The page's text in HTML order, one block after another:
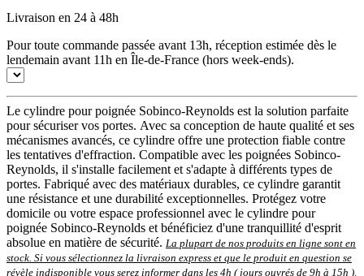
Livraison en 24 à 48h
Pour toute commande passée avant 13h, réception estimée dès le
lendemain avant 11h en Île-de-France (hors week-ends).
Le cylindre pour poignée Sobinco-Reynolds est la solution parfaite
pour sécuriser vos portes. Avec sa conception de haute qualité et ses
mécanismes avancés, ce cylindre offre une protection fiable contre
les tentatives d'effraction. Compatible avec les poignées Sobinco-
Reynolds, il s'installe facilement et s'adapte à différents types de
portes. Fabriqué avec des matériaux durables, ce cylindre garantit
une résistance et une durabilité exceptionnelles. Protégez votre
domicile ou votre espace professionnel avec le cylindre pour
poignée Sobinco-Reynolds et bénéficiez d'une tranquillité d'esprit
absolue en matière de sécurité. La plupart de nos produits en ligne sont en
stock. Si vous sélectionnez la livraison express et que le produit en question se
révèle indisponible vous serez informer dans les 4h ( jours ouvrés de 9h à 15h )